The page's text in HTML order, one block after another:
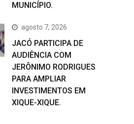
MUNICÍPIO.
agosto 7, 2026
JACÓ PARTICIPA DE
AUDIÊNCIA COM
JERÔNIMO RODRIGUES
PARA AMPLIAR
INVESTIMENTOS EM
XIQUE-XIQUE.